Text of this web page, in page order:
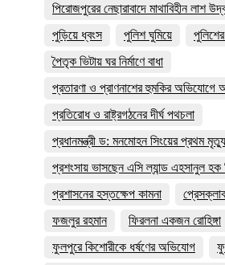
পিরোজপুরের নেছারাবাদে মাথাবিহীন লাশ
পুড়িয়ে ধ্বংস
পুলিশ ঘুমিয়ে
পৈতৃক ভিটায় ঘর নির্মাণে বাধা
প্রতারণা ও প্রাণনাশের হুমকির অভিযোগে
প্রতিরোধ ও রাষ্ট্রগঠনের দীর্ঘ পথচলা
প্রধানমন্ত্রী ড: মনমোহন সিংয়ের প্রথম মৃত্যু
প্রশংসায় ভাসছেন এসি ল্যান্ড এহসানুল হক
প্রশাসনের হস্তক্ষেপ কামনা
ফজলুর রহমান
ফিরলনা একজন রোহিঙ্গা
ফুলপুরে কিশোরীকে ধর্ষণের অভিযোগ